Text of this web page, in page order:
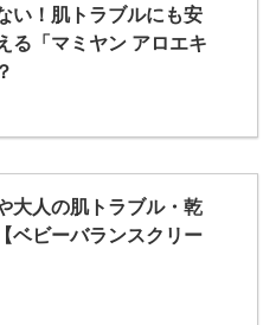
い！肌トラブルにも安
る「マミヤン アロエキ
大人の肌トラブル・乾
ベビーバランスクリー